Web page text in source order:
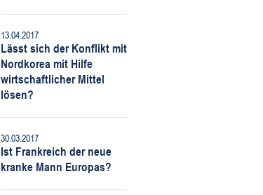
13.04.2017
Lässt sich der Konflikt mit
Nordkorea mit Hilfe
wirtschaftlicher Mittel
lösen?
30.03.2017
Ist Frankreich der neue
kranke Mann Europas?